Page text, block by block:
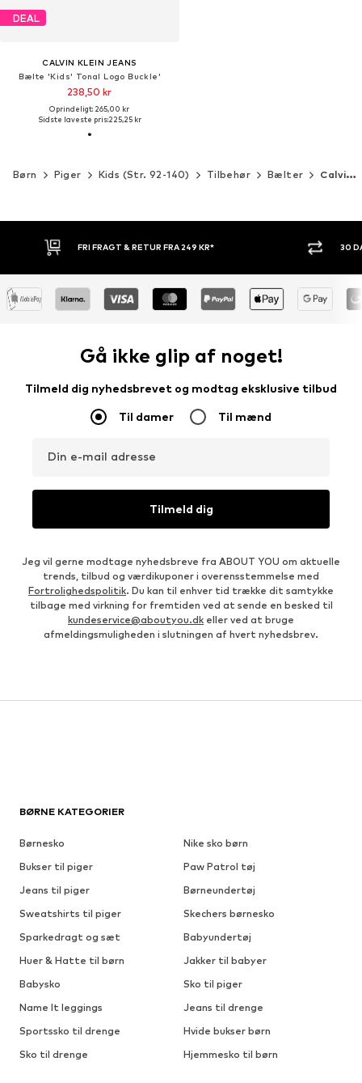
DEAL
CALVIN KLEIN JEANS
Bælte 'Kids' Tonal Logo Buckle'
238,50 kr
Oprindeligt: 265,00 kr
Sidste laveste pris:225,25 kr
Børn Piger Kids (Str. 92-140) Tilbehør Bælter Calvin Klein Jeans
FRI FRAGT & RETUR FRA 249 KR* 30 DAGES
Gå ikke glip af noget!
Tilmeld dig nyhedsbrevet og modtag eksklusive tilbud
Til damer Til mænd
Din e-mail adresse
Tilmeld dig
Jeg vil gerne modtage nyhedsbreve fra ABOUT YOU om aktuelle
trends, tilbud og værdikuponer i overensstemmelse med
Fortrolighedspolitik. Du kan til enhver tid trække dit samtykke
tilbage med virkning for fremtiden ved at sende en besked til
kundeservice@aboutyou.dk eller ved at bruge
afmeldingsmuligheden i slutningen af hvert nyhedsbrev.
BØRNE KATEGORIER
Børnesko
Nike sko børn
Bukser til piger
Paw Patrol tøj
Jeans til piger
Børneundertøj
Sweatshirts til piger
Skechers børnesko
Sparkedragt og sæt
Babyundertøj
Huer & Hatte til børn
Jakker til babyer
Babysko
Sko til piger
Name It leggings
Jeans til drenge
Sportssko til drenge
Hvide bukser børn
Sko til drenge
Hjemmesko til børn